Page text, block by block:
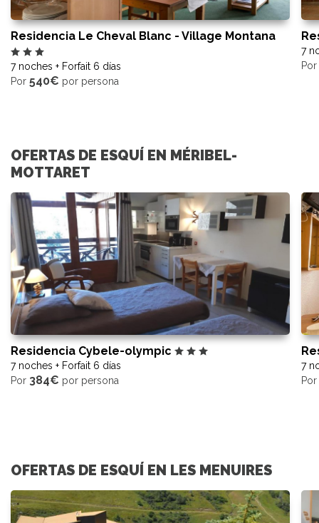
Residencia Le Cheval Blanc - Village Montana
7 noches + Forfait 6 días
Por 540€ por persona
7
Por
OFERTAS DE ESQUÍ EN MÉRIBEL-
MOTTARET
Residencia Cybele-olympic
7 noches + Forfait 6 días
Por 384€ por persona
7
Por
OFERTAS DE ESQUÍ EN LES MENUIRES